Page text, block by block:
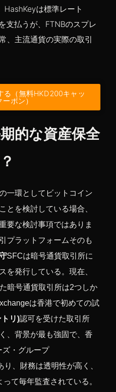
HashKeyは標準レート
支払うが、FTNBのスプレ
、主流通貨の実際の取引
る（無料HKD200キャッ
ポン）
的な資産保全
一環としてビットコイン
とを検討している場合、
要な検討事項ではありま
プラットフォームそのも
SFCは暗号通貨取引所に
を発行している。現在、
暗号通貨取引所は2つしか
は香港で初めての試
リ)認可を受けた取引所
、背景が最も強固で、香
ズ・グループ
り、財務は透明性が高く、
て毎年監査されている。